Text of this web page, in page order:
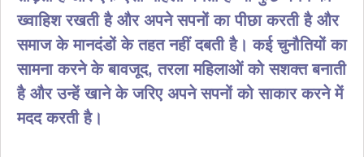
ख्वाहिश रखती है और अपने सपनों का पीछा करती है और
समाज के मानदंडों के तहत नहीं दबती है। कई चुनौतियों का
सामना करने के बावजूद, तरला महिलाओं को सशक्त बनाती
है और उन्हें खाने के जरिए अपने सपनों को साकार करने में
मदद करती है।